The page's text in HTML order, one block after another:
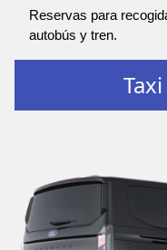
Reservas para
autobús y tren.